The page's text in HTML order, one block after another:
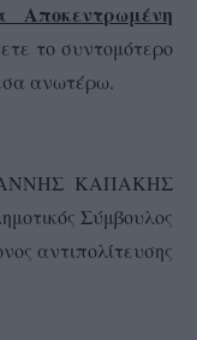
το συντομότερο
ανωτέρω.
ΚΑΠΑΚΗΣ
Σύμβουλος
αντιπολίτευσης